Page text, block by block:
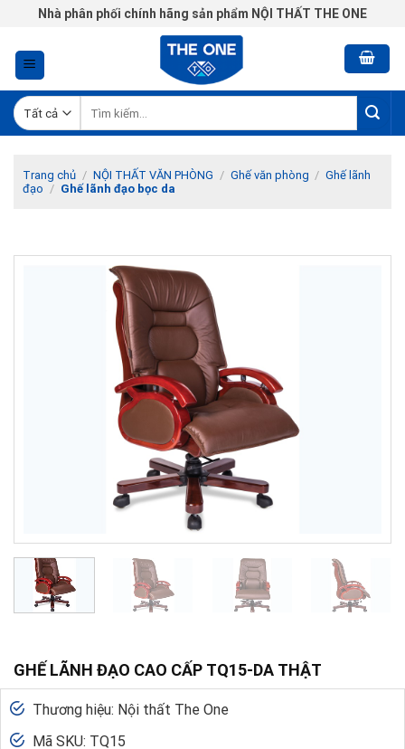
Chuyển
nội
dung
Nhà phân phối chính hãng sản phẩm NỘI THẤT THE ONE
kiếm:
Trang chủ / NỘI THẤT VĂN PHÒNG / Ghế văn phòng / Ghế lãnh
đạo / Ghế lãnh đạo bọc da
GHẾ LÃNH ĐẠO CAO CẤP TQ15-DA THẬT
Thương hiệu: Nội thất The One
Mã SKU: TQ15